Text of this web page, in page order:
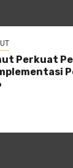
Perkuat